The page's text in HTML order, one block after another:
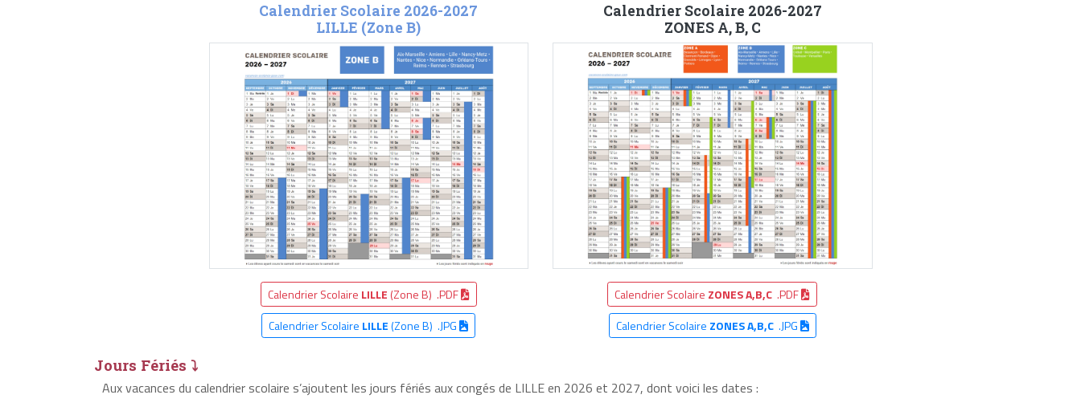
Calendrier Scolaire 2026-2027
LILLE (Zone B)
Calendrier Scolaire LILLE (Zone B) .PDF
Calendrier Scolaire LILLE(Zone B) .JPG
Calendrier Scolaire 2026-2027
ZONES A, B, C
Calendrier Scolaire ZONES A,B,C .PDF
Calendrier Scolaire ZONES A,B,C.JPG
Jours Fériés ⤵
Aux vacances du calendrier scolaire s’ajoutent les jours fériés aux congés de LILLE en 2026 et 2027, dont voici les dates :